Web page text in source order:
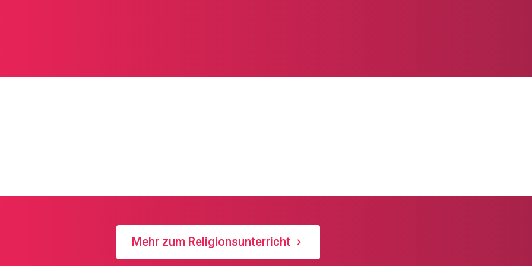
Religionsunterricht 2026/27
Mehr zum Religionsunterricht